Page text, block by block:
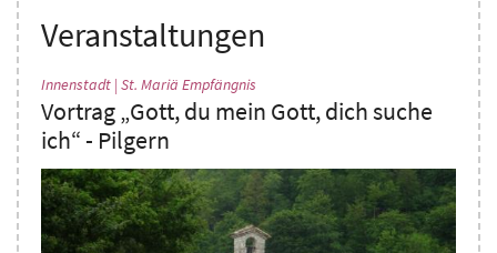
Veranstaltungen
Innenstadt | St. Mariä Empfängnis
Vortrag „Gott, du mein Gott, dich suche
ich“ - Pilgern